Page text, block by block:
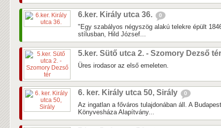
6.ker. Király utca 36. 0
"Egy szabályos négyszög alakú telekre épült
stílusban, Hild József...
5.ker. Sütő utca 2. - Szomory Dezső
Üres irodasor az első emeleten.
6. ker. Király utca 50, Sirály 0
Az ingatlan a főváros tulajdonában áll. A
Könyvesháza Alapítvány...